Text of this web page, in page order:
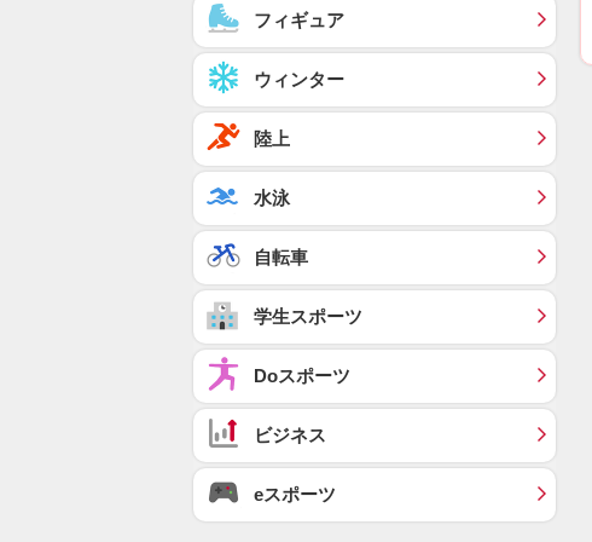
フィギュア
ウィンター
陸上
水泳
自転車
学生スポーツ
Doスポーツ
ビジネス
eスポーツ